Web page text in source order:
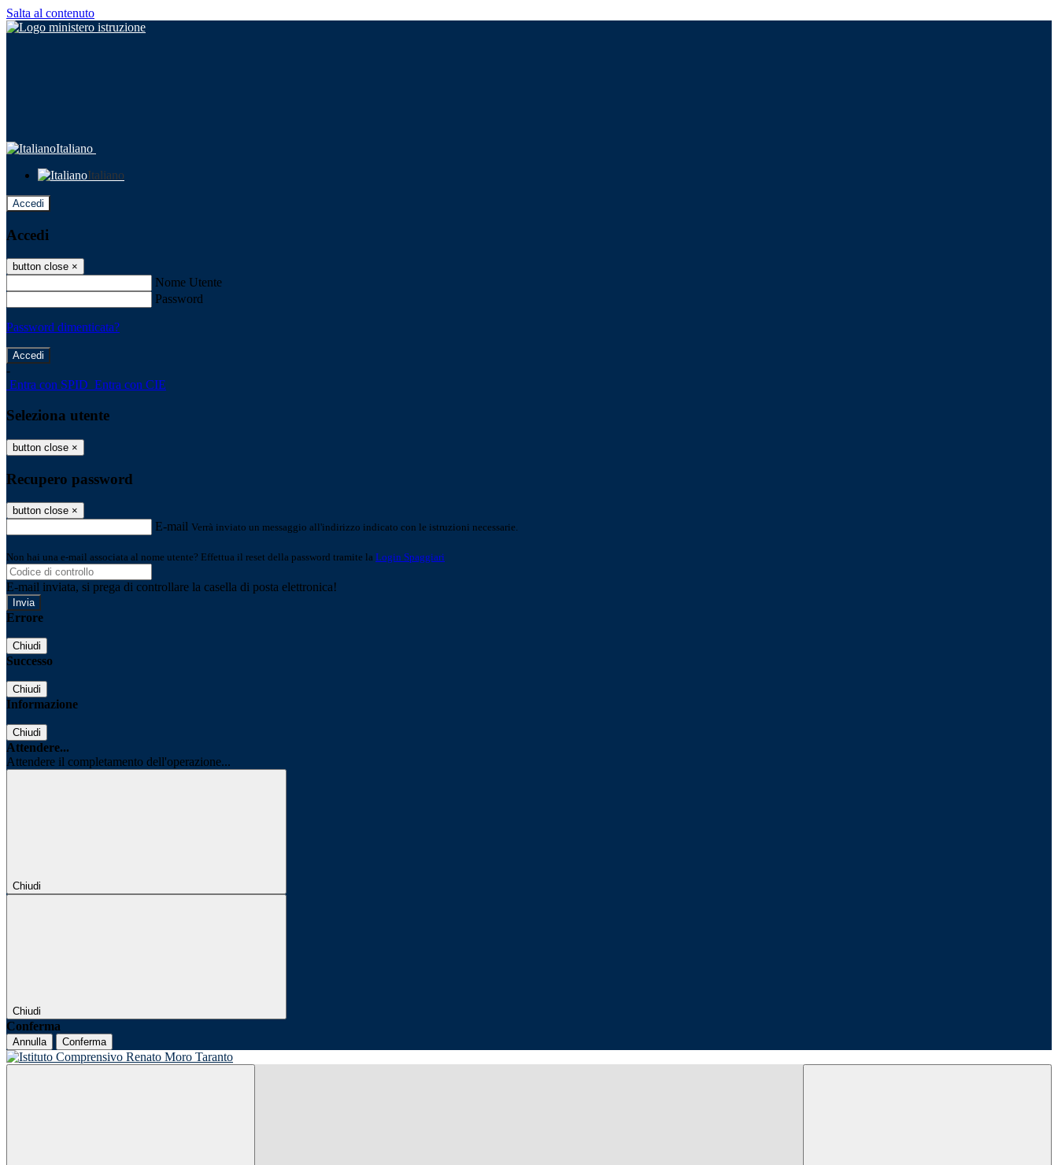
Salta al contenuto
Italiano
Italiano
Accedi
Accedi
button close ×
Nome Utente
Password
Password dimenticata?
-
Entra con SPID Entra con CIE
Seleziona utente
button close ×
Recupero password
button close ×
E-mail Verrà inviato un messaggio all'indirizzo indicato con le istruzioni necessarie.
Non hai una e-mail associata al nome utente? Effettua il reset della password tramite la Login Spaggiari
E-mail inviata, si prega di controllare la casella di posta elettronica!
Errore
Chiudi
Successo
Chiudi
Informazione
Chiudi
Attendere...
Attendere il completamento dell'operazione...
Chiudi
Chiudi
Conferma
Annulla Conferma